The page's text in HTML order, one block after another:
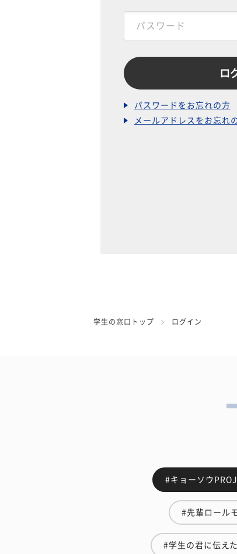
パスワードをお忘れの方
メールアドレスをお忘れ
学生の窓口トップ ログイン
#キョーソウ
#先輩ロール
#学生の君に伝え